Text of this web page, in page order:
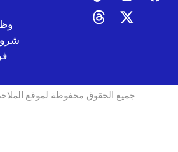
وظائف
شروط
فريق
جميع الحقوق محفوظة لموقع الملاحظ 2025 ©